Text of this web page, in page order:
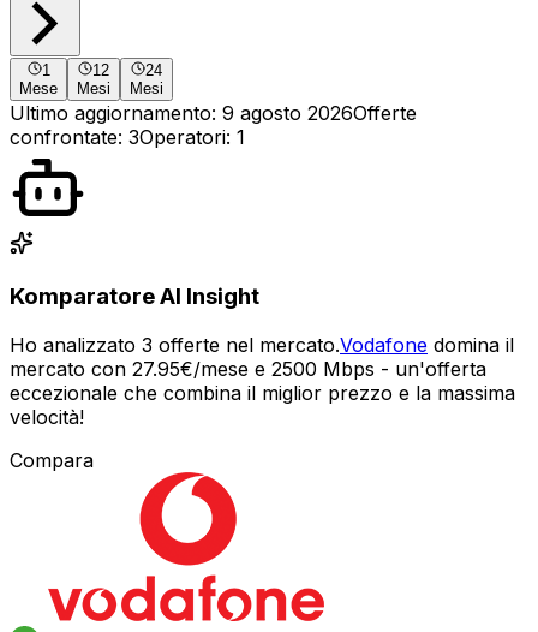
1
Mese
12
Mesi
24
Mesi
Ultimo aggiornamento: 9 agosto 2026Offerte
confrontate: 3Operatori: 1
Komparatore AI Insight
Ho analizzato 3 offerte nel mercato.Vodafone domina il
mercato con 27.95€/mese e 2500 Mbps - un'offerta
eccezionale che combina il miglior prezzo e la massima
velocità!
Compara